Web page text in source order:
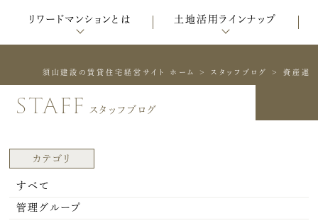
リワードマンションとは 土地活用ラインナップ
須山建設の賃貸住宅経営サイト ホーム > スタッフブログ > 資産運
staff スタッフブログ
カテゴリ
すべて
管理グループ